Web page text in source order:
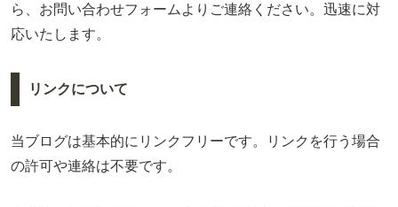
ら、お問い合わせフォームよりご連絡ください。迅速に対
応いたします。
リンクについて
当ブログは基本的にリンクフリーです。リンクを行う場合
の許可や連絡は不要です。